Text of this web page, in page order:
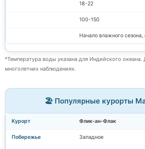
18-22
100-150
Начало влажного
*Температура воды указана для Индийского океана.
многолетних наблюдениях.
🏖️ Популярные курорты
Флик-ан-Флак
Западное